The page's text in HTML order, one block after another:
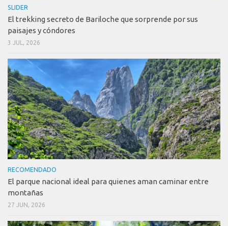
SLIDER
El trekking secreto de Bariloche que sorprende por sus
paisajes y cóndores
3 JUL, 2026
RECOMENDADO
El parque nacional ideal para quienes aman caminar entre
montañas
27 JUN, 2026